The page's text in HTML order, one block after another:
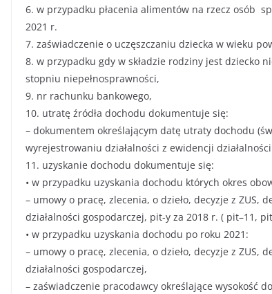
6. w przypadku płacenia alimentów na rzecz osób
2021 r.
7. zaświadczenie o uczęszczaniu dziecka w wieku
8. w przypadku gdy w składzie rodziny jest dziecko
stopniu niepełnosprawności,
9. nr rachunku bankowego,
10. utratę źródła dochodu dokumentuje się:
– dokumentem określającym datę utraty dochodu
wyrejestrowaniu działalności z ewidencji
11. uzyskanie dochodu dokumentuje się:
• w przypadku uzyskania dochodu których okres
– umowy o pracę, zlecenia, o dzieło, decyzje z ZUS,
działalności gospodarczej, pit-y za 2018 r. ( pit–11,
• w przypadku uzyskania dochodu po roku 2021:
– umowy o pracę, zlecenia, o dzieło, decyzje z ZUS,
działalności gospodarczej,
– zaświadczenie pracodawcy określające wysokość